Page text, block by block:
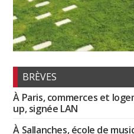
BRÈVES
À Paris, commerces et
up, signée LAN
À Sallanches, école de